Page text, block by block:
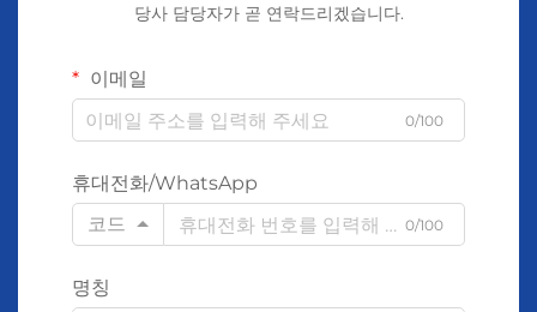
당사 담당자가 곧 연락드리겠습니다.
이메일
0/100
휴대전화/WhatsApp
코드
0/100
명칭